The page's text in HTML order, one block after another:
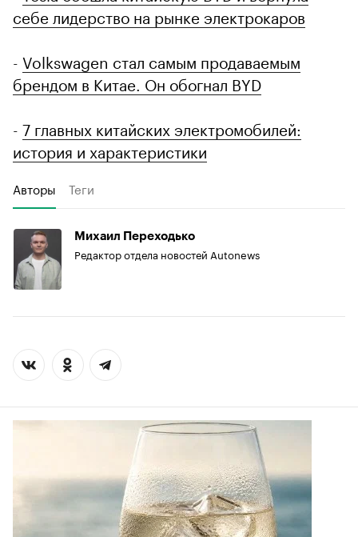
себе лидерство на рынке электрокаров
- Volkswagen стал самым продаваемым
брендом в Китае. Он обогнал BYD
- 7 главных китайских электромобилей:
история и характеристики
Авторы Теги
Михаил Переходько
Редактор отдела новостей Autonews